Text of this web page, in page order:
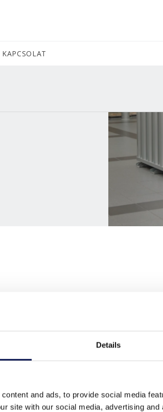
Details
and ads, to provide social media
site with our social media, advertising
KAPCSOLAT
készült